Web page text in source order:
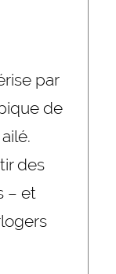
par
de
des
– et